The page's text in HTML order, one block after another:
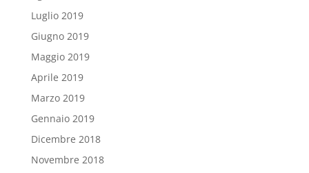
Luglio 2019
Giugno 2019
Maggio 2019
Aprile 2019
Marzo 2019
Gennaio 2019
Dicembre 2018
Novembre 2018